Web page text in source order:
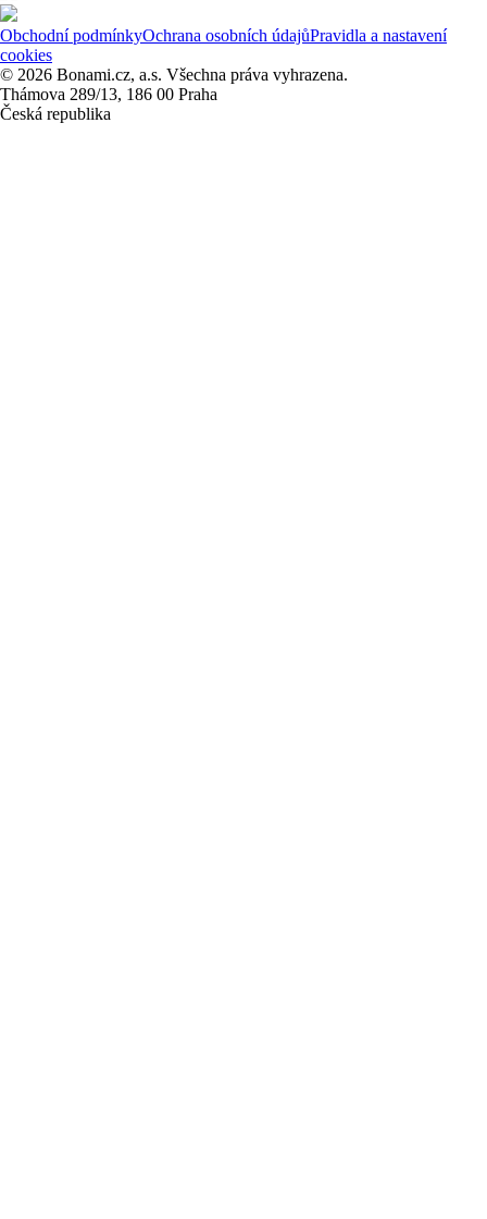
Obchodní podmínkyOchrana osobních údajůPravidla a nastavení
cookies
© 2026 Bonami.cz, a.s. Všechna práva vyhrazena.
Thámova 289/13, 186 00 Praha
Česká republika